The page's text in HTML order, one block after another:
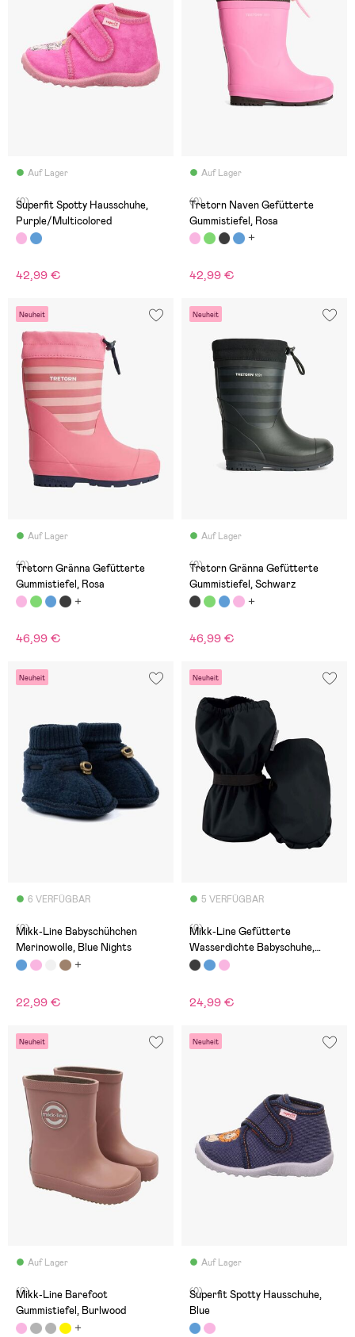
Auf Lager
(0)
Superfit Spotty Hausschuhe,
Purple/Multicolored
42,99 €
Auf Lager
(0)
Tretorn Naven Gefütterte
Gummistiefel, Rosa
42,99 €
Neuheit
Auf Lager
(0)
Tretorn Gränna Gefütterte
Gummistiefel, Rosa
46,99 €
Neuheit
Auf Lager
(0)
Tretorn Gränna Gefütterte
Gummistiefel, Schwarz
46,99 €
Neuheit
6 VERFÜGBAR
(0)
Mikk-Line Babyschühchen
Merinowolle, Blue Nights
22,99 €
Neuheit
5 VERFÜGBAR
(0)
Mikk-Line Gefütterte
Wasserdichte Babyschuhe,
Black
24,99 €
Neuheit
Auf Lager
(0)
Mikk-Line Barefoot
Gummistiefel, Burlwood
Neuheit
Auf Lager
(0)
Superfit Spotty Hausschuhe,
Blue